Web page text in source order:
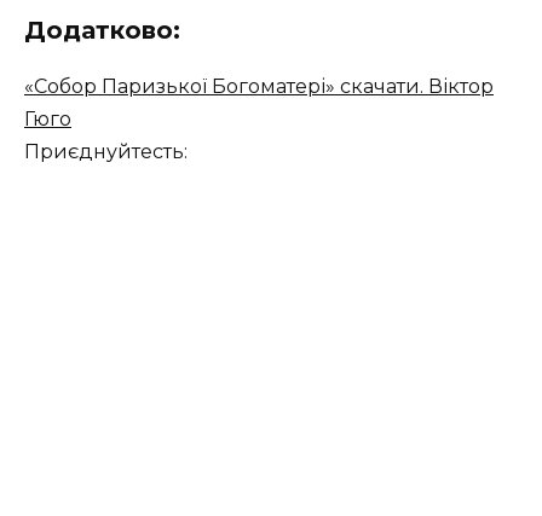
Додатково:
«Собор Паризької Богоматері» скачати. Віктор
Гюго
Приєднуйтесть: